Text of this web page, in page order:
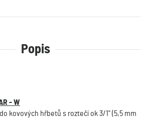
Popis
- W
kovových hřbetů s roztečí ok 3/1" (5,5 mm